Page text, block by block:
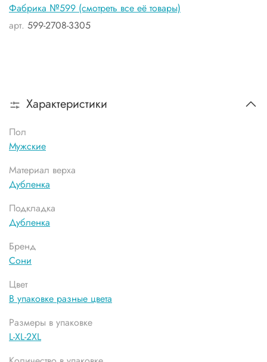
Фабрика №599 (смотреть все её товары)
арт. 599-2708-3305
Характеристики
Пол
Мужские
Материал верха
Дубленка
Подкладка
Дубленка
Бренд
Сони
Цвет
В упаковке разные цвета
Размеры в упаковке
L-XL-2XL